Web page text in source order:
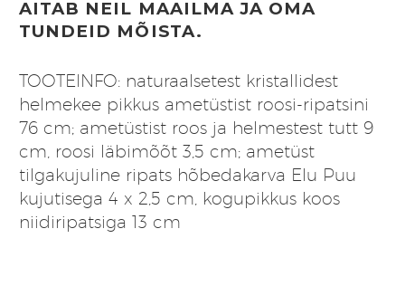
AITAB NEIL MAAILMA JA OMA
TUNDEID MÕISTA.
TOOTEINFO: naturaalsetest kristallidest
helmekee pikkus ametüstist roosi-ripatsini
76 cm; ametüstist roos ja helmestest tutt 9
cm, roosi läbimõõt 3,5 cm; ametüst
tilgakujuline ripats hõbedakarva Elu Puu
kujutisega 4 x 2,5 cm, kogupikkus koos
niidiripatsiga 13 cm